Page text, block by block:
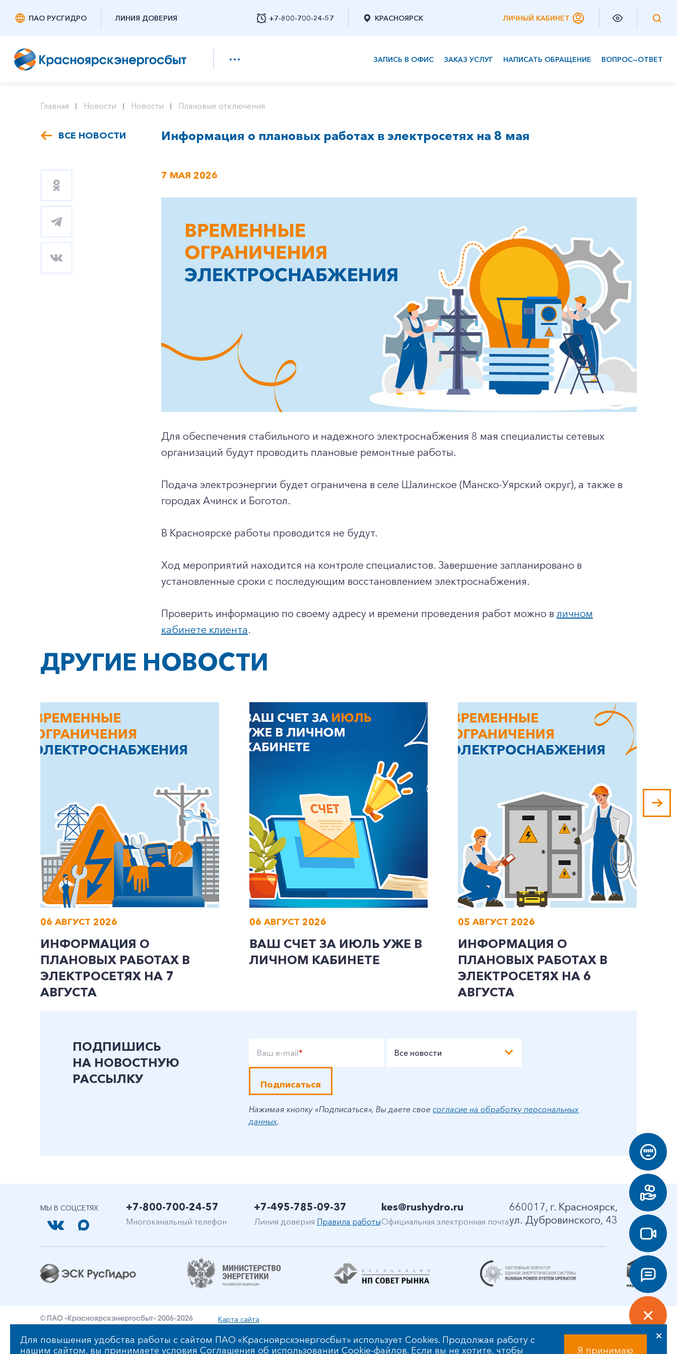
ПАО РУСГИДРО ЛИНИЯ ДОВЕРИЯ +7-800-700-24-57
Заказать обратный звонок
КРАСНОЯРСК ЛИЧНЫЙ КАБИНЕТ
ЗАПИСЬ В ОФИС ЗАКАЗ УСЛУГ НАПИСАТЬ ОБРАЩЕНИЕ ВОПРОС—ОТВЕТ
Частным клиентам
Корпоративным клиентам
Главная Новости Новости Плановые отключения
ВСЕ НОВОСТИ Информация о плановых работах в электросетях на 8 мая
7 МАЯ 2026
Для обеспечения стабильного и надежного электроснабжения 8 мая специалисты сетевых
организаций будут проводить плановые ремонтные работы.
Подача электроэнергии будет ограничена в селе Шалинское (Манско-Уярский округ), а также в
городах Ачинск и Боготол.
В Красноярске работы проводится не будут.
Ход мероприятий находится на контроле специалистов. Завершение запланировано в
установленные сроки с последующим восстановлением электроснабжения.
Проверить информацию по своему адресу и времени проведения работ можно в личном
кабинете клиента.
ДРУГИЕ НОВОСТИ
06 АВГУСТ 2026
ИНФОРМАЦИЯ О
ПЛАНОВЫХ РАБОТАХ В
ЭЛЕКТРОСЕТЯХ НА 7
АВГУСТА
06 АВГУСТ 2026
ВАШ СЧЕТ ЗА ИЮЛЬ УЖЕ В
ЛИЧНОМ КАБИНЕТЕ
05 АВГУСТ 2026
ИНФОРМАЦИЯ О
ПЛАНОВЫХ РАБОТАХ В
ЭЛЕКТРОСЕТЯХ НА 6
АВГУСТА
ПОДПИШИСЬ
НА НОВОСТНУЮ
РАССЫЛКУ
Ваш e-mail* Все новости
Подписаться
Нажимая кнопку «Подписаться», Вы даете своесогласие на обработку персональных
данных.
МЫ В СОЦСЕТЯХ +7-800-700-24-57
Многоканальный телефон
+7-495-785-09-37
Линия доверия Правила работы
kes@rushydro.ru
Официальная электронная почта
660017, г. Красноярск,
ул. Дубровинского, 43
© ПАО «Красноярскэнергосбыт» 2006-2026
Карта сайта
Уведомление об ответственности и праве интеллектуальной собственности
Для повышения удобства работы с сайтом ПАО «Красноярскэнергосбыт» использует Cookies. Продолжая работу с
нашим сайтом, вы принимаете условия Соглашения об использовании Cookie-файлов. Если вы не хотите, чтобы Я принимаю